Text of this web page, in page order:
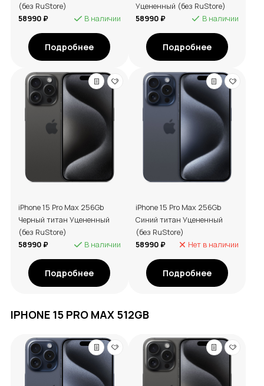
(без RuStore)
58990 ₽
В наличии
Подробнее
Уцененный (без RuStore)
58990 ₽
В наличии
Подробнее
iPhone 15 Pro Max 256Gb
Черный титан Уцененный
(без RuStore)
58990 ₽
В наличии
Подробнее
iPhone 15 Pro Max 256Gb
Синий титан Уцененный
(без RuStore)
58990 ₽
Нет в наличии
Подробнее
IPHONE 15 PRO MAX 512GB